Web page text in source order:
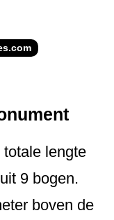
lengte
9 bogen.
boven de